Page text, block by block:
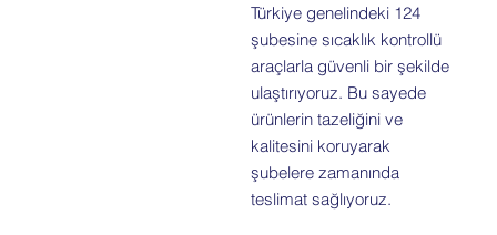
Türkiye genelindeki 124
şubesine sıcaklık kontrollü
araçlarla güvenli bir şekilde
ulaştırıyoruz. Bu sayede
ürünlerin tazeliğini ve
kalitesini koruyarak
şubelere zamanında
teslimat sağlıyoruz.